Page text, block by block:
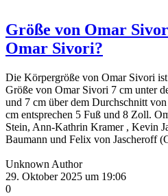
Größe von Omar
Omar Sivori?
Die Körpergröße von Omar Sivori
Größe von Omar Sivori 7 cm unter
und 7 cm über dem Durchschnitt
cm entsprechen 5 Fuß und 8 Zoll.
Stein, Ann-Kathrin Kramer , Kevin
Baumann und Felix von Jascheroff
Unknown Author
29. Oktober 2025 um 19:06
0